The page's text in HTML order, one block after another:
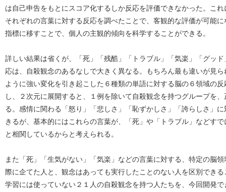
は自己申告をもとにスコア化するしか反応を評価できなかった。こ
それぞれの言葉に対する反応を調べたことで、客観的な評価が可能
指標に移すことで、個人の主観的傾向を科学することができる。
詳しい結果は省くが、「死」「残酷」「トラブル」「気楽」「グッ
応は、自殺観念のあるなしで大きく異なる。もちろん最も違いが見
ように強い変化を引き起こした６種類の単語に対する脳の６領域の
し、２次元に展開すると、１例を除いて自殺観念を持つグループを
る。感情に関わる「怒り」「悲しさ」「恥ずかしさ」「誇らしさ」
きるが、基本的にはこれらの言葉が、「死」や「トラブル」などす
と相関しているからと考えられる。
また「死」「生気がない」「気楽」などの言葉に対する、特定の脳
際に企てた人と、観念はあっても実行したことのない人を区別でき
学習には使っていない２１人の自殺観念を持つ人たちを、今回開発